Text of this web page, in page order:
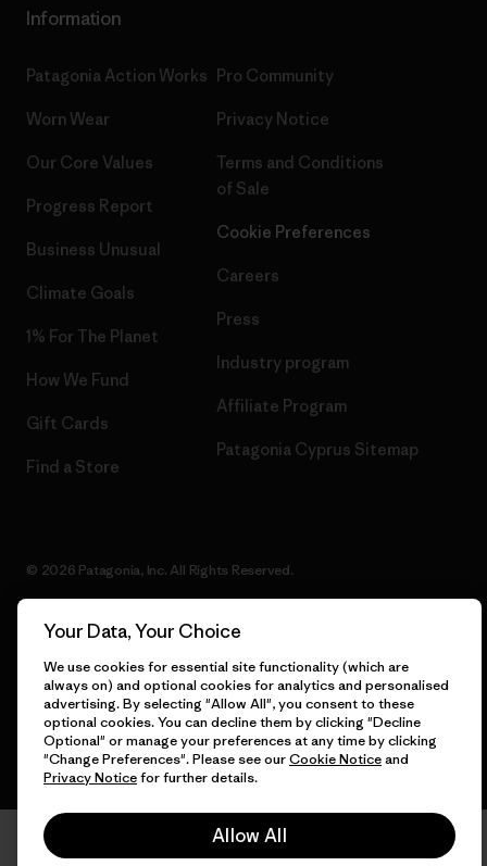
Information
Patagonia Action Works
Worn Wear
Our Core Values
Progress Report
Business Unusual
Climate Goals
1% For The Planet
How We Fund
Gift Cards
Find a Store
Pro Community
Privacy Notice
Terms and Conditions
of Sale
Cookie Preferences
Careers
Press
Industry program
Affiliate Program
Patagonia Cyprus Sitemap
© 2026 Patagonia, Inc. All Rights Reserved.
English
Your Data, Your Choice
We use cookies for essential site functionality (which are
always on) and optional cookies for analytics and personalised
advertising. By selecting "Allow All", you consent to these
optional cookies. You can decline them by clicking "Decline
Optional" or manage your preferences at any time by clicking
"Change Preferences". Please see ourCookie Noticeand
Privacy Noticefor further details.
Allow All